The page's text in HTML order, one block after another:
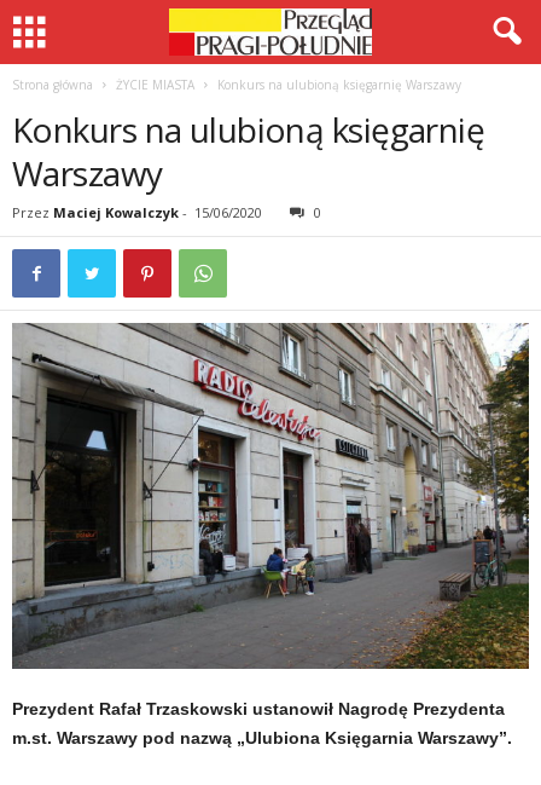
Strona główna ŻYCIE MIASTA Konkurs na ulubioną księgarnię Warszawy
Konkurs na ulubioną księgarnię
Warszawy
Przez Maciej Kowalczyk - 15/06/2020 0
Prezydent Rafał Trzaskowski ustanowił Nagrodę Prezydenta
m.st. Warszawy pod nazwą „Ulubiona Księgarnia Warszawy”.